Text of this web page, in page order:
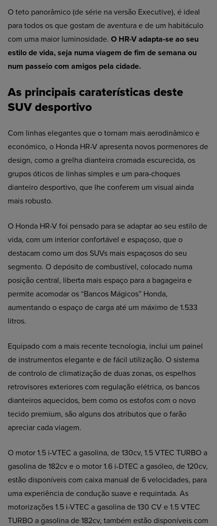
O teto panorâmico (de série na versão Executive), é ideal
para todos os que gostam de aventura e de um habitáculo
com uma maior luminosidade. O HR-V adapta-se ao seu
estilo de vida, seja numa viagem de fim de semana ou
num passeio com amigos pela cidade.
As principais caraterísticas deste
SUV desportivo
Com linhas elegantes que o tornam mais aerodinâmico e
económico, o Honda HR-V apresenta novos pormenores de
design, como a grelha dianteira cromada escurecida, os
grupos óticos de linhas simples e um para-choques
dianteiro desportivo, que lhe conferem um visual ainda
mais robusto.
O Honda HR-V foi pensado para se adaptar ao seu estilo de
vida, com um interior confortável e espaçoso, que o
destacam como um dos SUVs mais espaçosos do seu
segmento. O depósito de combustível, colocado numa
posição central, liberta mais espaço para a bagageira e
permite acomodar os “Bancos Mágicos” Honda,
aumentando o espaço de carga até um máximo de 1.533
litros.
Equipado com a mais recente tecnologia, inclui um painel
de instrumentos elegante e de fácil utilização. O sistema
de controlo de climatização de duas zonas, os espelhos
retrovisores exteriores com regulação elétrica, os bancos
dianteiros aquecidos, bem como os estofos com o novo
tecido premium, são alguns dos atributos que o farão
apreciar cada viagem.
O motor 1.5 i-VTEC a gasolina, de 130cv, 1.5 VTEC TURBO a
gasolina de 182cv e o motor 1.6 i-DTEC a gasóleo, de 120cv,
estão disponíveis com caixa manual de 6 velocidades, para
uma experiência de condução suave e requintada. As
motorizações 1.5 i-VTEC a gasolina de 130 CV e 1.5 VTEC
TURBO a gasolina de 182cv, também estão disponíveis com